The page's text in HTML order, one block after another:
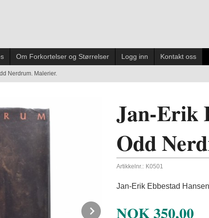
Om Forkortelser og Størrelser Logg inn Kontakt oss
Nerdrum. Malerier.
Next
Jan-Erik
Odd
Artikkelnr.: K0501
Jan-Erik Ebbestad
NOK350,00